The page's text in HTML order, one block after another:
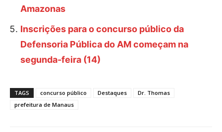
Amazonas
Inscrições para o concurso público da
Defensoria Pública do AM começam na
segunda-feira (14)
TAGS concurso público Destaques
Dr. Thomas
prefeitura de Manaus